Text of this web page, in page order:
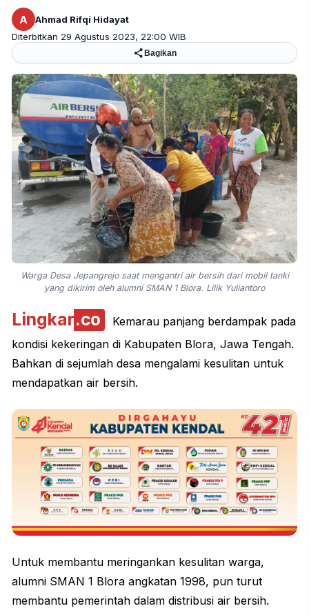
A
Ahmad Rifqi Hidayat
Diterbitkan 29 Agustus 2023, 22:00 WIB
Bagikan
Warga Desa Jepangrejo saat mengantri air bersih dari mobil tanki
yang dikirim oleh alumni SMAN 1 Blora. Lilik Yuliantoro
Lingkar.co
Kemarau panjang berdampak pada
kondisi kekeringan di Kabupaten Blora, Jawa Tengah.
Bahkan di sejumlah desa mengalami kesulitan untuk
mendapatkan air bersih.
Untuk membantu meringankan kesulitan warga,
alumni SMAN 1 Blora angkatan 1998, pun turut
membantu pemerintah dalam distribusi air bersih.